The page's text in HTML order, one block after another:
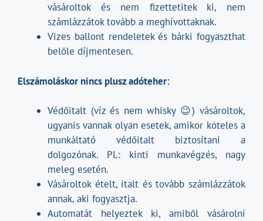
vásároltok és nem fizettetitek ki, nem
számlázzátok tovább a meghívottaknak.
Vizes ballont rendeletek és bárki fogyaszthat
belőle díjmentesen.
Elszámoláskor nincs plusz adóteher:
Védőitalt (víz és nem whisky 😉) vásároltok,
ugyanis vannak olyan esetek, amikor köteles a
munkáltató védőitalt biztosítani a
dolgozónak. Pl.: kinti munkavégzés, nagy
meleg esetén.
Vásároltok ételt, italt és tovább számlázzátok
annak, aki fogyasztja.
Automatát helyeztek ki, amiből vásárolni